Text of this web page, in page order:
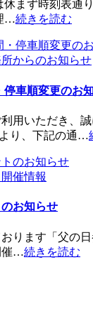
休まず時刻表通
…続きを読む
からのお知らせ
車順変更のお
用いただき、
り、下記の通…
催情報
のお知らせ
ります「父の
催…続きを読む